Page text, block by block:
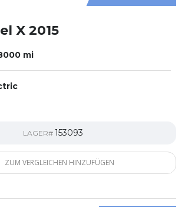
X 2015
mi
LAGER# 153093
ZUM VERGLEICHEN HINZUFÜGEN